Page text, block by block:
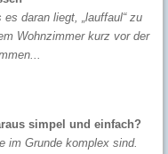
daran liegt, „lauffaul“ zu
Wohnzimmer kurz vor der
simpel und einfach?
im Grunde komplex sind.